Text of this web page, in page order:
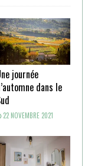
journée
dans le
22 NOVEMBRE 2021